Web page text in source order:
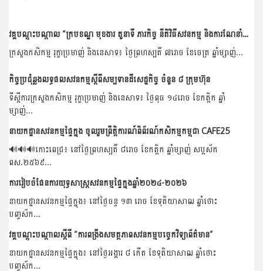
វគ្គបណ្តុះបណ្តាល “ក្របខណ្ឌ មុខងារ តួនាទី ភារកិច្ច នីតិវិធីសវនកម្ម និងការណែនាំពីទម្រង់របាយការណ៍សវនកម្មផ្ទៃក្នុង”
ក្រសួងកសិកម្ម រុក្ខាប្រមាញ់ និងនេសាទ៖ ថ្ងៃព្រហស្បតិ៍ ៧រោច ខែចេត្រ ឆ្នាំម្សាញ់...
កិច្ចប្រជុំឆ្លងលទ្ធផលសវនកម្មស្ដីពីសម្បទានដីសេដ្ឋកិច្ច ចំនួន ៨ ក្រុមហ៊ុន
ទីស្តីការក្រសួងកសិកម្ម រុក្ខាប្រមាញ់ និងនេសាទ៖ ថ្ងៃពុធ ១៤រោច ខែកត្តិក ឆ្នាំ
ម្សាញ់...
នាយកដ្ឋានសវនកម្មផ្ទៃក្នុង ចូលរួមព្រឹត្តិការណ៍ពិព័រណ៍កសិកម្មកម្ពុជា CAFE25
🔊🔊🔊កោះពេជ្រ៖ នៅថ្ងៃព្រហស្បតិ៍ ៨រោច ខែកត្តិក ឆ្នាំម្សាញ់ សប្តស័ក
ពស.២៥៦៩...
ការរៀបចំផែនការយុទ្ធសាស្រ្តសវនកម្មផ្ទៃក្នុងឆ្នាំ២០២៤-២០២៦
នាយកដ្ឋានសវនកម្មផ្ទៃក្នុង៖ នៅថ្ងៃចន្ទ ១៣ រោច ខែទុតិយាសាឍ ឆ្នាំថោះ
បញ្ចស័ក...
វគ្គបណ្ដុះបណ្ដាលស្តីពី “ការពង្រឹងសមត្ថភាពសវនកម្មបច្ចេកវិទ្យាព័ត៌មាន”
នាយកដ្ឋានសវនកម្មផ្ទៃក្នុង៖ នៅថ្ងៃអង្គារ ៨ កើត ខែទុតិយាសាឍ ឆ្នាំថោះ
បញ្ចស័ក...